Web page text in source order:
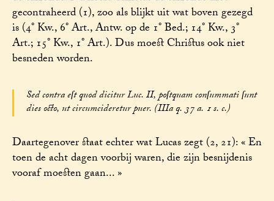
gecontraheerd (1), zoo als blijkt uit wat boven gezegd
is (4° Kw., 6° Art., Antw. op de 1° Bed.; 14° Kw., 3°
Art.; 15° Kw., 1° Art.). Dus moest Christus ook niet
besneden worden.
Sed contra eſt quod dicitur Luc. II, poſtquam conſummati ſunt
dies octo, ut circumcideretur puer. (IIIa q. 37 a. 1 s. c.)
Daartegenover staat echter wat Lucas zegt (2, 21): « En
toen de acht dagen voorbij waren, die zijn besnijdenis
vooraf moesten gaan... »